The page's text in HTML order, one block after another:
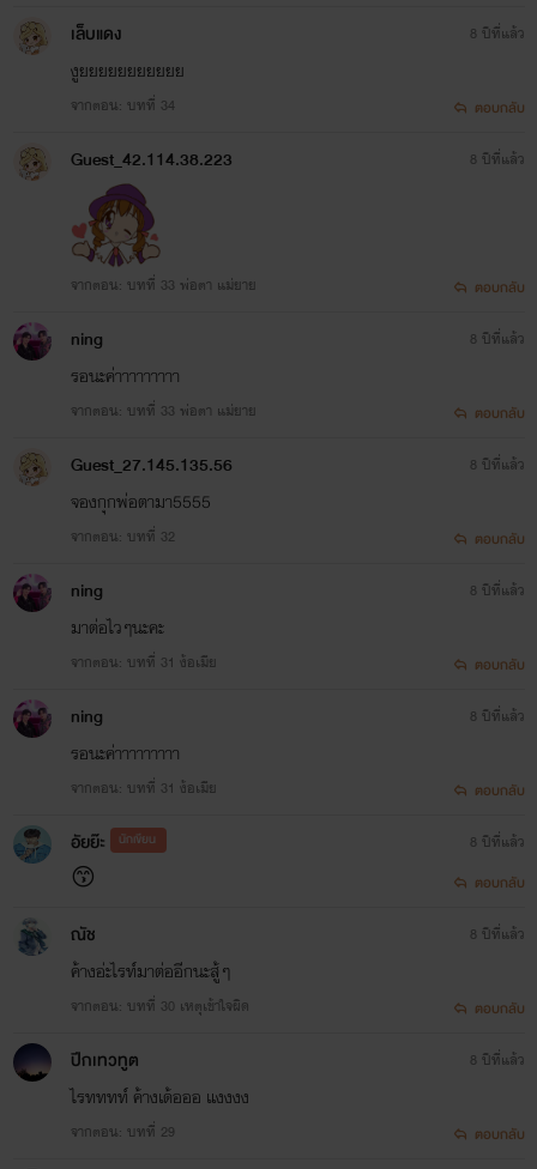
เล็บแดง
งูยยยยยยยยยยย
จากตอน: บทที่ 34
8 ปีที่แล้ว
ตอบกลับ
Guest_42.114.38.223
จากตอน: บทที่ 33 พ่อตา แม่ยาย
8 ปีที่แล้ว
ตอบกลับ
ning
รอนะค่าาาาาาาาา
จากตอน: บทที่ 33 พ่อตา แม่ยาย
8 ปีที่แล้ว
ตอบกลับ
Guest_27.145.135.56
จองกุกพ่อตามา5555
จากตอน: บทที่ 32
8 ปีที่แล้ว
ตอบกลับ
ning
มาต่อไวๆนะคะ
จากตอน: บทที่ 31 ง้อเมีย
8 ปีที่แล้ว
ตอบกลับ
ning
รอนะค่าาาาาาาาา
จากตอน: บทที่ 31 ง้อเมีย
8 ปีที่แล้ว
ตอบกลับ
อัยย๊ะ นักเขียน
😙
8 ปีที่แล้ว
ตอบกลับ
ณัช
ค้างอ่ะไรท์มาต่ออีกนะสู้ๆ
จากตอน: บทที่ 30 เหตุเข้าใจผิด
8 ปีที่แล้ว
ตอบกลับ
ปีกเทวทูต​
ไรทททท์ ค้างเด้อออ แงงงง
จากตอน: บทที่ 29
8 ปีที่แล้ว
ตอบกลับ